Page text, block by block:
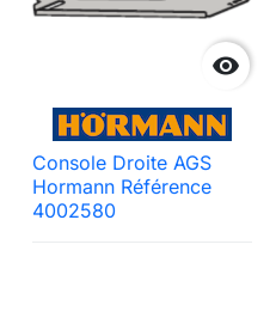

Console Droite AGS
Hormann Référence
4002580